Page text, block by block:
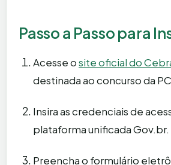
Passo a Passo para
Acesse osite oficial do
destinada ao concurso da
Insira as credenciais de
plataforma unificada Gov.br.
Preencha o formulário